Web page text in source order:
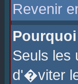
Revenir
Seuls les
d'�viter